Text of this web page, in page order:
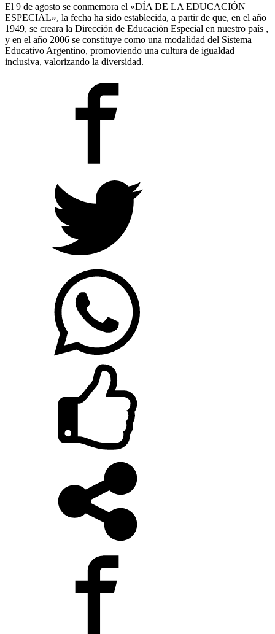
El 9 de agosto se conmemora el «DÍA DE LA EDUCACIÓN
ESPECIAL», la fecha ha sido establecida, a partir de que, en el año
1949, se creara la Dirección de Educación Especial en nuestro país ,
y en el año 2006 se constituye como una modalidad del Sistema
Educativo Argentino, promoviendo una cultura de igualdad
inclusiva, valorizando la diversidad.